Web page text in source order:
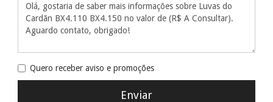
Quero receber aviso e promoções